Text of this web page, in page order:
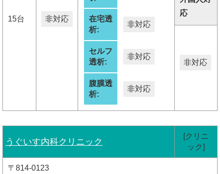
15台 非対応
在宅透
析:
非対応
セルフ
透析:
非対応
腹膜透
析:
非対応
応
非対応
うぐいす内科クリニック
[クリニ
ック]
〒814-0123